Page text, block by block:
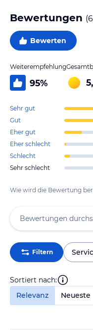
Bewertungen (
Bewerten
Weiterempfehlung
95%
Sehr gut
Gut
Eher gut
Eher schlecht
Schlecht
Sehr schlecht
Wie wird die Bewertung
Filtern
Sortiert nach:
Relevanz
Neueste